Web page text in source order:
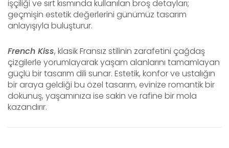
işçiliği ve sırt kısmında kullanılan broş detayları;
geçmişin estetik değerlerini günümüz tasarım
anlayışıyla buluşturur.
French Kiss, klasik Fransız stilinin zarafetini çağdaş
çizgilerle yorumlayarak yaşam alanlarını tamamlayan
güçlü bir tasarım dili sunar. Estetik, konfor ve ustalığın
bir araya geldiği bu özel tasarım, evinize romantik bir
dokunuş, yaşamınıza ise sakin ve rafine bir mola
kazandırır.